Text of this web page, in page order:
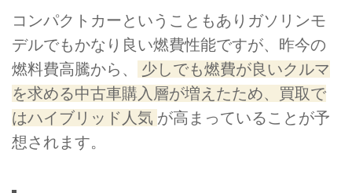
コンパクトカーということもありガソリンモ
デルでもかなり良い燃費性能ですが、昨今の
燃料費高騰から、
少しでも燃費が良いクルマ
を求める中古車購入層が増えたため、買取で
はハイブリッド人気 が高まっていることが予
想されます。